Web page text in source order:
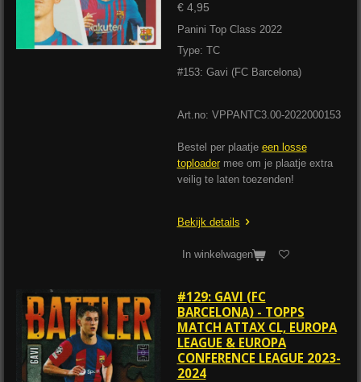
€ 4,95
Panini Top Class 2022
Type: TC
#153: Gavi (FC Barcelona)
Art.no: VPPANTC3.00-2022000153
Bestel per plaatje een losse
toploadermee om je plaatje extra
veilig te laten toezenden!
Bekijk details
In winkelwagen
#129: GAVI (FC
BARCELONA) - TOPPS
MATCH ATTAX CL, EUROPA
LEAGUE & EUROPA
CONFERENCE LEAGUE 2023-
2024